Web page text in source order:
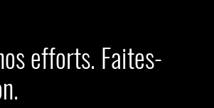
efforts. Faites-